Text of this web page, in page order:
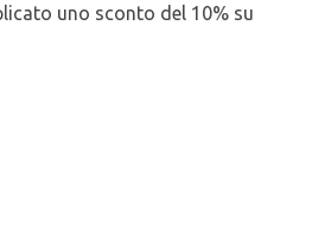
uno sconto del 10% su